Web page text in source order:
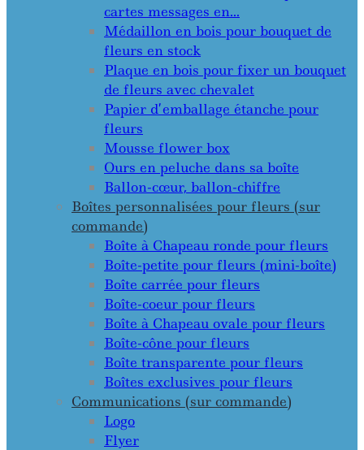
cartes messages en…
Médaillon en bois pour bouquet de
fleurs en stock
Plaque en bois pour fixer un bouquet
de fleurs avec chevalet
Papier d’emballage étanche pour
fleurs
Mousse flower box
Ours en peluche dans sa boîte
Ballon-cœur, ballon-chiffre
Boîtes personnalisées pour fleurs (sur
commande)
Boîte à Chapeau ronde pour fleurs
Boîte-petite pour fleurs (mini-boîte)
Boîte carrée pour fleurs
Boîte-coeur pour fleurs
Boîte à Chapeau ovale pour fleurs
Boîte-cône pour fleurs
Boîte transparente pour fleurs
Boîtes exclusives pour fleurs
Communications (sur commande)
Logo
Flyer